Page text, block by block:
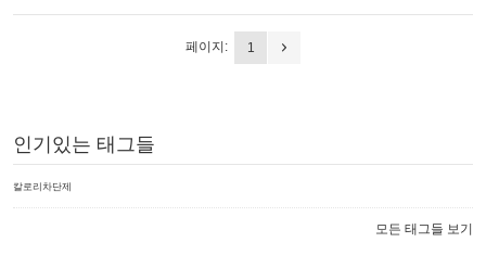
페이지: 1
인기있는 태그들
칼로리차단제
모든 태그들 보기